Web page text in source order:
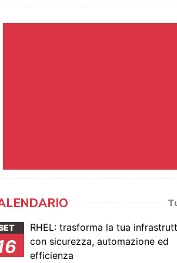
RHEL: trasforma la tua
con sicurezza, automazione ed
efficienza